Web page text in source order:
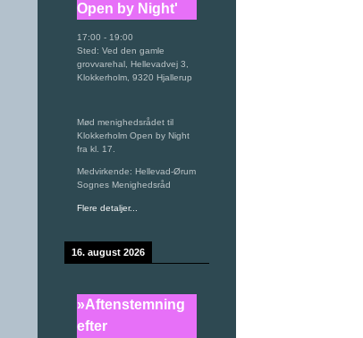
Open by Night'
17:00 - 19:00
Sted: Ved den gamle
grovvarehal, Hellevadvej 3,
Klokkerholm, 9320 Hjallerup
Mød menighedsrådet til
Klokkerholm Open by Night
fra kl. 17.
Medvirkende: Hellevad-Ørum
Sognes Menighedsråd
Flere detaljer...
16. august 2026
»Aftenstemning
efter